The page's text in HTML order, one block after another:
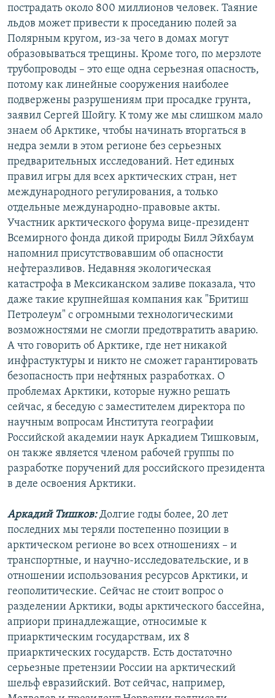
пострадать около 800 миллионов человек. Таяние
льдов может привести к проседанию полей за
Полярным кругом, из-за чего в домах могут
образовываться трещины. Кроме того, по мерзлоте
трубопроводы – это еще одна серьезная опасность,
потому как линейные сооружения наиболее
подвержены разрушениям при просадке грунта,
заявил Сергей Шойгу. К тому же мы слишком мало
знаем об Арктике, чтобы начинать вторгаться в
недра земли в этом регионе без серьезных
предварительных исследований. Нет единых
правил игры для всех арктических стран, нет
международного регулирования, а только
отдельные международно-правовые акты.
Участник арктического форума вице-президент
Всемирного фонда дикой природы Билл Эйхбаум
напомнил присутствовавшим об опасности
нефтеразливов. Недавняя экологическая
катастрофа в Мексиканском заливе показала, что
даже такие крупнейшая компания как "Бритиш
Петролеум" с огромными технологическими
возможностями не смогли предотвратить аварию.
А что говорить об Арктике, где нет никакой
инфрастуктуры и никто не сможет гарантировать
безопасность при нефтяных разработках. О
проблемах Арктики, которые нужно решать
сейчас, я беседую с заместителем директора по
научным вопросам Института географии
Российской академии наук Аркадием Тишковым,
он также является членом рабочей группы по
разработке поручений для российского президента
в деле освоения Арктики.
Аркадий Тишков:Долгие годы более, 20 лет
последних мы теряли постепенно позиции в
арктическом регионе во всех отношениях – и
транспортные, и научно-исследовательские, и в
отношении использования ресурсов Арктики, и
геополитические. Сейчас не стоит вопрос о
разделении Арктики, воды арктического бассейна,
априори принадлежащие, относимые к
приарктическим государствам, их 8
приарктических государств. Есть достаточно
серьезные претензии России на арктический
шельф евразийский. Вот сейчас, например,